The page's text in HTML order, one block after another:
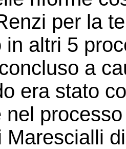
per la
in altri 5
a
era stato
nel
Marescialli